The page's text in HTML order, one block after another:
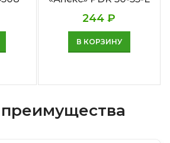
244₽
В КОРЗИНУ